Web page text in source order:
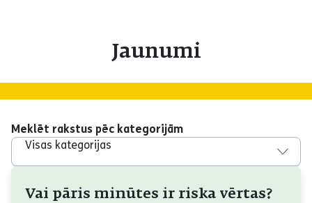
Jaunumi
Meklēt rakstus pēc kategorijām
Visas kategorijas
Vai pāris minūtes ir riska vērtas?